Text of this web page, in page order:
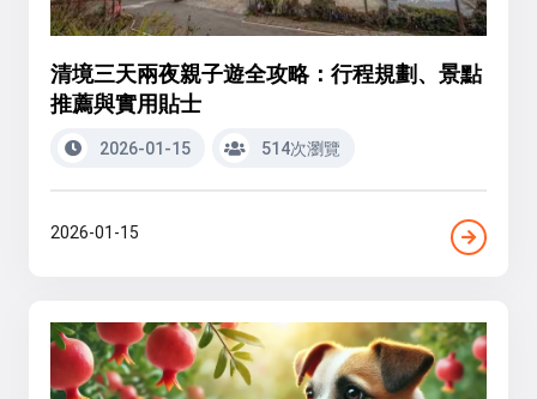
清境三天兩夜親子遊全攻略：行程規劃、景點
推薦與實用貼士
2026-01-15 514次瀏覽
2026-01-15